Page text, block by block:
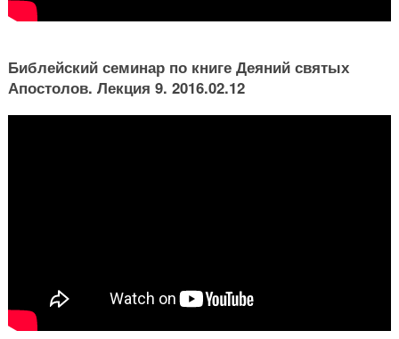
Библейский семинар по книге Деяний святых
Апостолов. Лекция 9. 2016.02.12